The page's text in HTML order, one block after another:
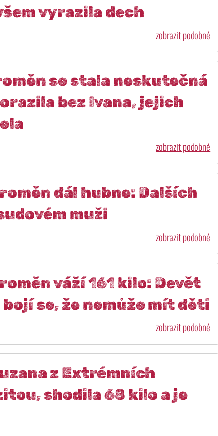
vyrazila dech
zobrazit podobné
se stala neskutečná
bez Ivana, jejich
zobrazit podobné
dál hubne: Dalších
muži
zobrazit podobné
váží 161 kilo: Devět
se, že nemůže mít děti
zobrazit podobné
z Extrémních
shodila 68 kilo a je